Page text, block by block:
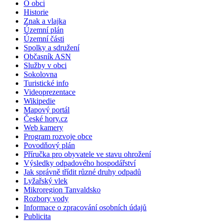
O obci
Historie
Znak a vlajka
Územní plán
Územní části
Spolky a sdružení
Občasník ASN
Služby v obci
Sokolovna
Turistické info
Videoprezentace
Wikipedie
Mapový portál
České hory.cz
Web kamery
Program rozvoje obce
Povodňový plán
Příručka pro obyvatele ve stavu ohrožení
Výsledky odpadového hospodářství
Jak správně třídit různé druhy odpadů
Lyžařský vlek
Mikroregion Tanvaldsko
Rozbory vody
Informace o zpracování osobních údajů
Publicita